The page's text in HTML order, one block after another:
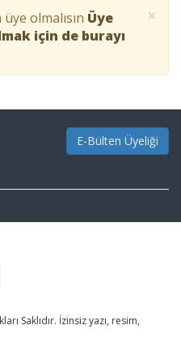
×
olmalısın Üye
için de burayı
E-Bülten Üyeliği
Saklıdır. İzinsiz yazı, resim,